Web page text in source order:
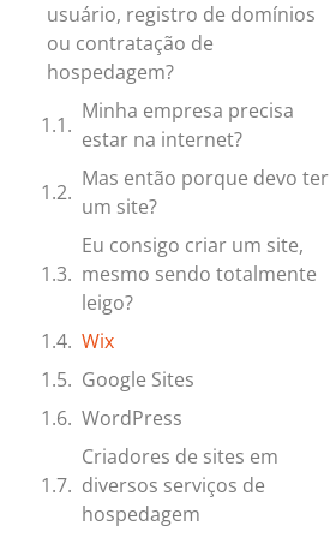
usuário, registro de domínios
ou contratação de
hospedagem?
Minha empresa precisa
estar na internet?
Mas então porque devo ter
um site?
Eu consigo criar um site,
mesmo sendo totalmente
leigo?
Wix
Google Sites
WordPress
Criadores de sites em
diversos serviços de
hospedagem